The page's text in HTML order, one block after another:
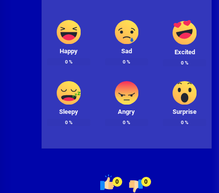
Happy
0%
Sad
0%
Excited
0%
Sleepy
0%
Angry
0%
Surprise
0%
0 0